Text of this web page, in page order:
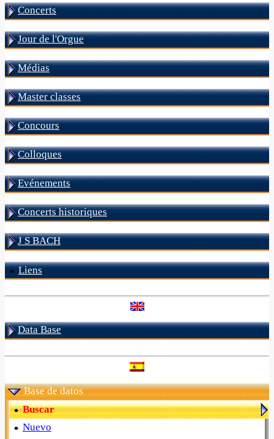
Concerts
Jour de l'Orgue
Médias
Master classes
Concours
Colloques
Evénements
Concerts historiques
J S BACH
Liens
Data Base
Base de datos
Buscar
Nuevo